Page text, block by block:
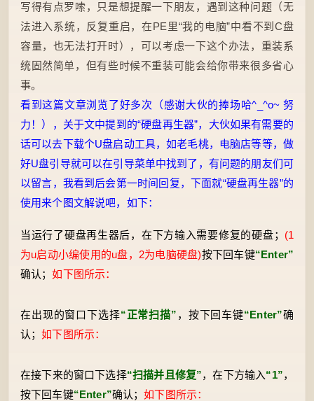
写得有点罗嗦，只是想提醒一下朋友，遇到这种问题（无
法进入系统，反复重启，在PE里“我的电脑”中看不到C盘
容量，也无法打开时），可以考虑一下这个办法，重装系
统固然简单，但有些时候不重装可能会给你带来很多省心
事。
看到这篇文章浏览了好多次（感谢大伙的捧场哈^_^o~ 努
力！），关于文中提到的“硬盘再生器”，大伙如果有需要的
话可以去下载个U盘启动工具，如老毛桃，电脑店等等，做
好U盘引导就可以在引导菜单中找到了，有问题的朋友们可
以留言，我看到后会第一时间回复，下面就“硬盘再生器”的
使用来个图文解说吧，如下：
当运行了硬盘再生器后，在下方输入需要修复的硬盘； (1
为u启动小编使用的u盘，2为电脑硬盘)按下回车键“Enter”
确认；如下图所示：
在出现的窗口下选择“正常扫描” ，按下回车键“Enter”确
认；如下图所示：
在接下来的窗口下选择“扫描并且修复”，在下方输入“1”，
按下回车键“Enter”确认；如下图所示：